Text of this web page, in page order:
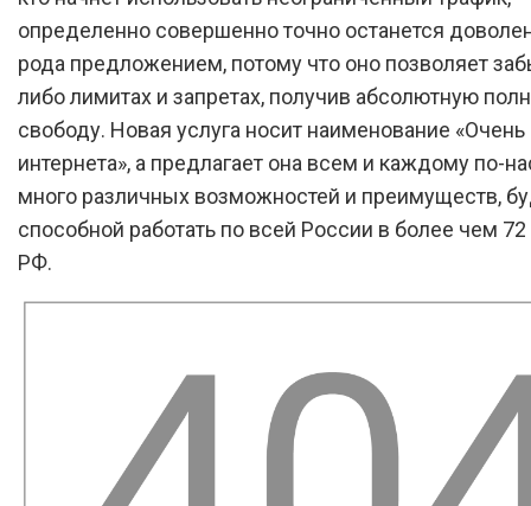
определенно совершенно точно останется
рода предложением, потому что оно позволяет
либо лимитах и запретах, получив абсолютную
свободу. Новая услуга носит наименование
интернета», а предлагает она всем и каждому по-
много различных возможностей и преимуществ,
способной работать по всей России в более чем 72
РФ.